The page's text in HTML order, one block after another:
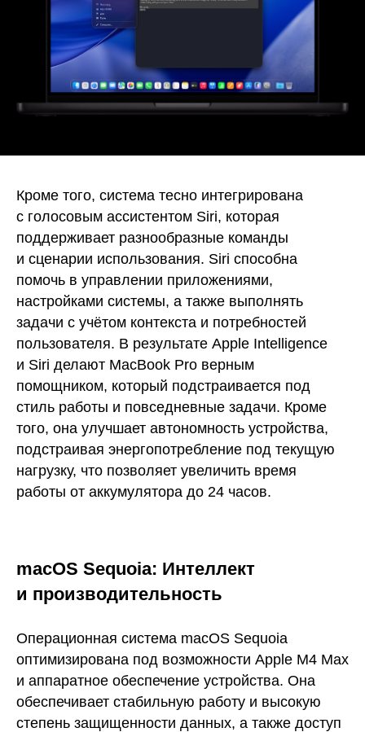
Кроме того, система тесно интегрирована
с голосовым ассистентом Siri, которая
поддерживает разнообразные команды
и сценарии использования. Siri способна
помочь в управлении приложениями,
настройками системы, а также выполнять
задачи с учётом контекста и потребностей
пользователя. В результате Apple Intelligence
и Siri делают MacBook Pro верным
помощником, который подстраивается под
стиль работы и повседневные задачи. Кроме
того, она улучшает автономность устройства,
подстраивая энергопотребление под текущую
нагрузку, что позволяет увеличить время
работы от аккумулятора до 24 часов.
macOS Sequoia: Интеллект
и производительность
Операционная система macOS Sequoia
оптимизирована под возможности Apple M4 Max
и аппаратное обеспечение устройства. Она
обеспечивает стабильную работу и высокую
степень защищенности данных, а также доступ